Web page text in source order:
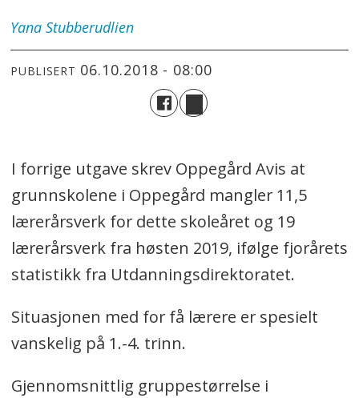
Yana Stubberudlien
PUBLISERT 06.10.2018 - 08:00
I forrige utgave skrev Oppegård Avis at
grunnskolene i Oppegård mangler 11,5
lærerårsverk for dette skoleåret og 19
lærerårsverk fra høsten 2019, ifølge fjorårets
statistikk fra Utdanningsdirektoratet.
Situasjonen med for få lærere er spesielt
vanskelig på 1.-4. trinn.
Gjennomsnittlig gruppestørrelse i